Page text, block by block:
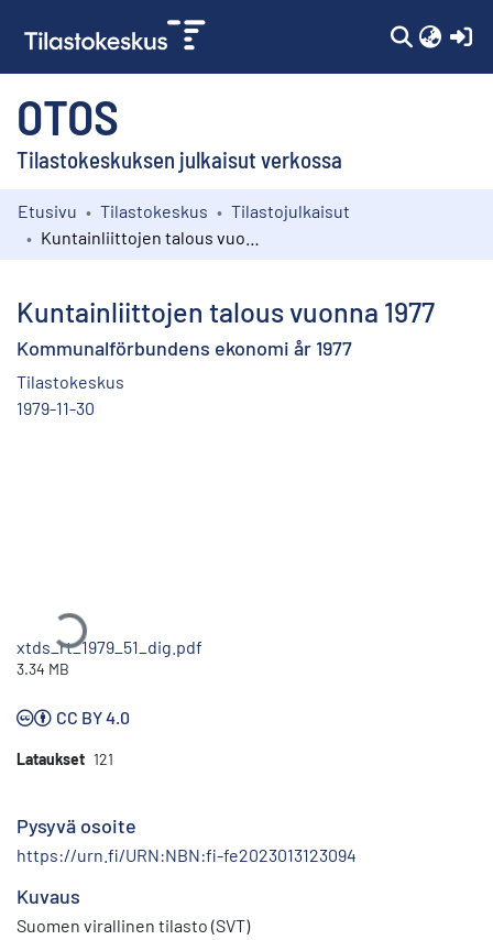
OTOS
Tilastokeskuksen julkaisut verkossa
Kokoelmat
Etusivu Tilastokeskus
Tilastojulkaisut
Kuntainliittojen talous vuonna 1977
Kommunalförbundens ekonomi år 1977
Tilastokeskus
1979-11-30
Ladataan...
xtds_rt_1979_51_dig.pdf
3.34 MB
CC BY 4.0
Lataukset 121
Pysyvä osoite
https://urn.fi/URN:NBN:fi-fe2023013123094
Kuvaus
Suomen virallinen tilasto (SVT)